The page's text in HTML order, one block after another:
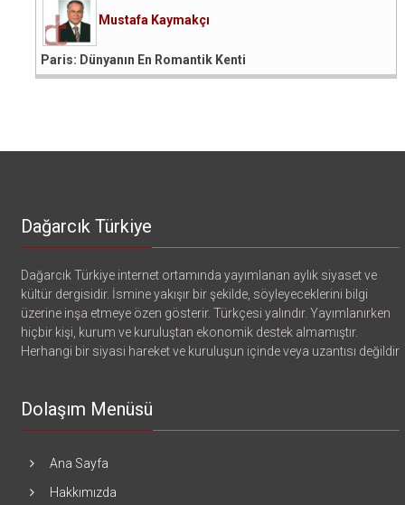
Mustafa Kaymakçı
Paris: Dünyanın En Romantik Kenti
Dağarcık Türkiye
Dağarcık Türkiye internet ortamında yayımlanan aylık siyaset ve
kültür dergisidir. İsmine yakışır bir şekilde, söyleyeceklerini bilgi
üzerine inşa etmeye özen gösterir. Türkçesi yalındır. Yayımlanırken
hiçbir kişi, kurum ve kuruluştan ekonomik destek almamıştır.
Herhangi bir siyasi hareket ve kuruluşun içinde veya uzantısı değildir
Dolaşım Menüsü
Ana Sayfa
Hakkımızda